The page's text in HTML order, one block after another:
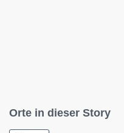
Orte in dieser Story